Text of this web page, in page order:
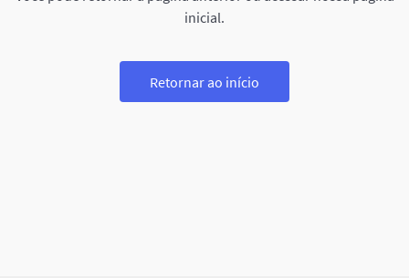
inicial.
Retornar ao início